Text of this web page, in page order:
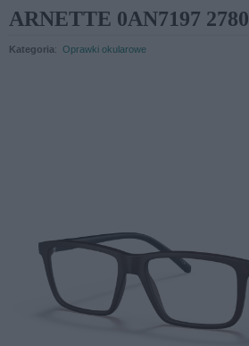
ARNETTE 0AN7197 2780
Kategoria: Oprawki okularowe